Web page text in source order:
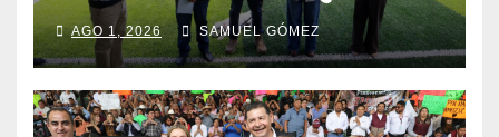
PENSAR EN GRANDE COMO
REFERENTE AMBIENTAL
AGO 1, 2026 SAMUEL GÓMEZ